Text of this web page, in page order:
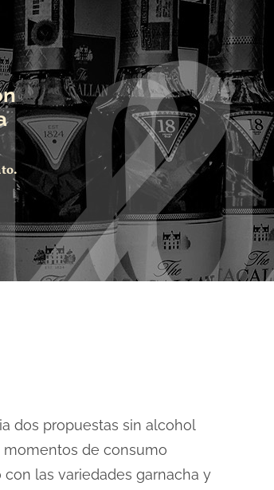
dos propuestas sin alcohol
momentos de consumo
las variedades garnacha y